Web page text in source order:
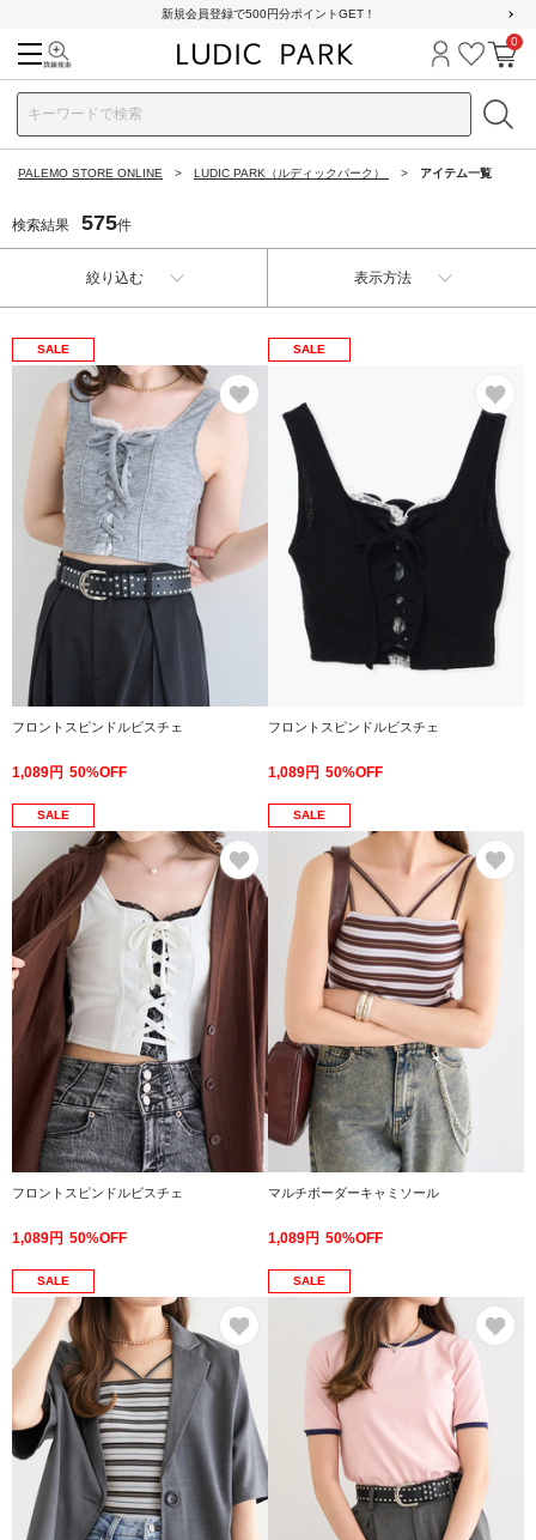
新規会員登録で500円分ポイントGET！
ログイン
お気に
カ
0
PALEMO STORE ONLINE LUDIC PARK（ルディックパーク） アイテム一覧
検索結果 575件
絞り込む 表示方法
SALE
フロントスピンドルビスチェ
1,089円 50%OFF
SALE
フロントスピンドルビスチェ
1,089円 50%OFF
SALE
お気に入り
フロントスピンドルビスチェ
1,089円 50%OFF
SALE
マルチボーダーキャミソール
1,089円 50%OFF
SALE SALE